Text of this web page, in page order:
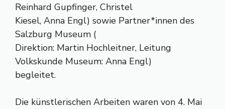
Reinhard Gupfinger, Christel
Kiesel, Anna Engl) sowie Partner*innen des
Salzburg Museum (
Direktion: Martin Hochleitner, Leitung
Volkskunde Museum: Anna Engl)
begleitet.
Die künstlerischen Arbeiten waren von 4. Mai